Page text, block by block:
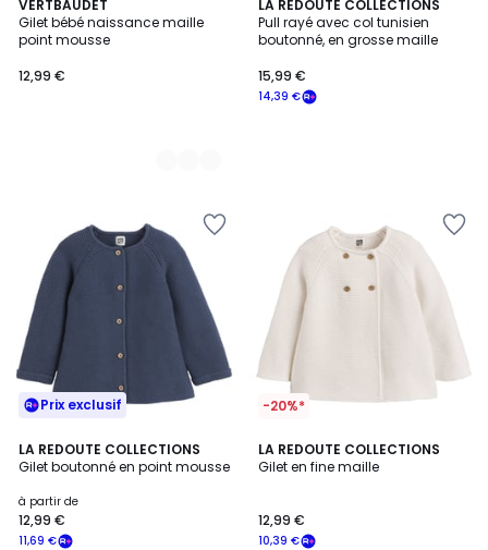
VERTBAUDET
Gilet bébé naissance maille
point mousse
12,99 €
4
Couleurs
LA REDOUTE COLLECTIONS
Pull rayé avec col tunisien
boutonné, en grosse maille
14,39 €
15,99 €
Prix exclusif
LA REDOUTE COLLECTIONS
Gilet boutonné en point mousse
à partir de
11,69 €
12,99 €
4,7
/ 5
4
Couleurs
-20%*
LA REDOUTE COLLECTIONS
Gilet en fine maille
10,39 €
12,99 €
4,7
/ 5